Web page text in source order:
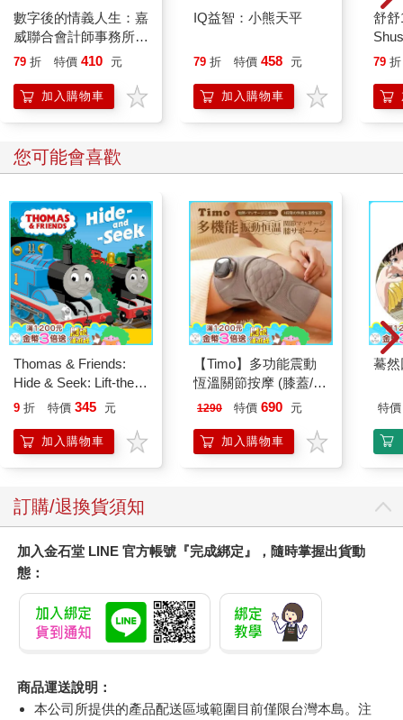
數字後的情義人生：嘉
威聯合會計師事務所創
辦人張威珍的故事
79 折 特價 410 元
加入購物車
IQ益智：小熊天平
79 折 特價 458 元
加入購物車
舒
79 折
您可能會喜歡
Thomas & Friends:
Hide & Seek: Lift-the-
flap book
9 折 特價 345 元
加入購物車
【Timo】多功能震動
恆溫關節按摩 (膝蓋/
肩/手肘通用) 無線充電
膝熱敷 【單入組】
1290 特價 690 元
加入購物車
驀
特價
訂購/退換貨須知
加入金石堂 LINE 官方帳號『完成綁定』，隨時掌握出貨動
態：
商品運送說明：
本公司所提供的產品配送區域範圍目前僅限台灣本島。注